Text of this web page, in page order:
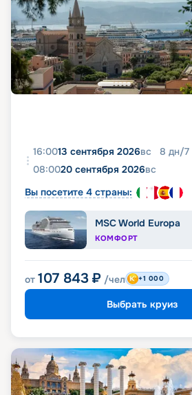
16:0013 сентября 2026вс 8 дн/7
08:0020 сентября 2026вс
Вы посетите 4 страны:
MSC World Europa
КОМФОРТ
от 107 843 ₽ /чел +1 000
Выбрать круиз